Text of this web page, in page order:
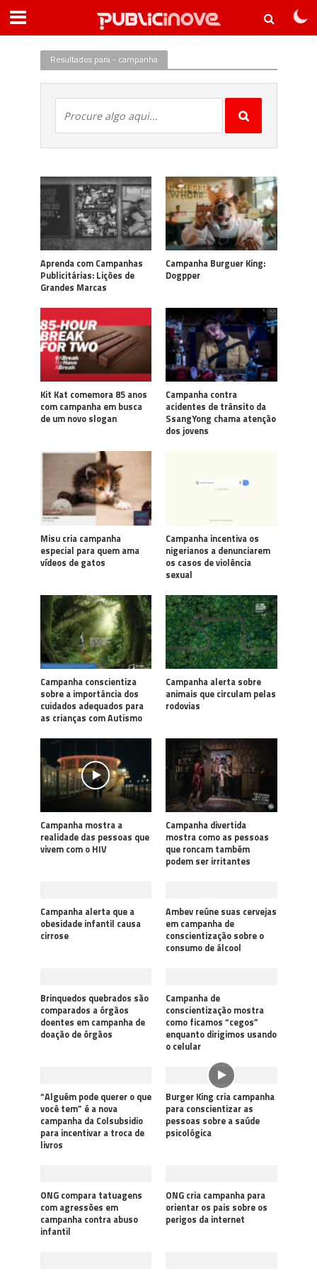
Resultados para - campanha
Aprenda com Campanhas
Publicitárias: Lições de
Grandes Marcas
Campanha Burguer King:
Dogpper
Kit Kat comemora 85 anos
com campanha em busca
de um novo slogan
Campanha contra
acidentes de trânsito da
SsangYong chama atenção
dos jovens
Misu cria campanha
especial para quem ama
vídeos de gatos
Campanha incentiva os
nigerianos a denunciarem
os casos de violência
sexual
Campanha conscientiza
sobre a importância dos
cuidados adequados para
as crianças com Autismo
Campanha alerta sobre
animais que circulam pelas
rodovias
Campanha mostra a
realidade das pessoas que
vivem com o HIV
Campanha divertida
mostra como as pessoas
que roncam também
podem ser irritantes
Campanha alerta que a
obesidade infantil causa
cirrose
Ambev reúne suas cervejas
em campanha de
conscientização sobre o
consumo de álcool
Brinquedos quebrados são
comparados a órgãos
doentes em campanha de
doação de órgãos
Campanha de
conscientização mostra
como ficamos “cegos”
enquanto dirigimos usando
o celular
“Alguém pode querer o que
você tem” é a nova
campanha da Colsubsidio
para incentivar a troca de
livros
Burger King cria campanha
para conscientizar as
pessoas sobre a saúde
psicológica
ONG compara tatuagens
com agressões em
campanha contra abuso
infantil
ONG cria campanha para
orientar os pais sobre os
perigos da internet